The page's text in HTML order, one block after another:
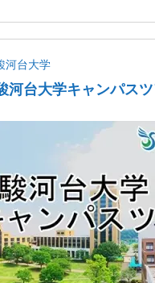
河台大学
河台大学キャンパス